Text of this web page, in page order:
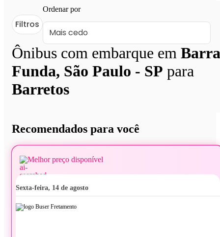
Ônibus com embarque em Barra
Funda, São Paulo - SP para
Barretos
Filtros
Ordenar por
Recomendados para você
Melhor preço disponível
sexta-feira, 14 de agosto